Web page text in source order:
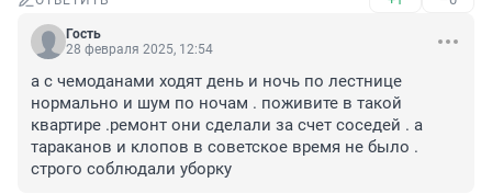
Гость
28 февраля 2025, 12:54
а с чемоданами ходят день и ночь по лестнице
нормально и шум по ночам . поживите в такой
квартире .ремонт они сделали за счет соседей . а
тараканов и клопов в советское время не было .
строго соблюдали уборку